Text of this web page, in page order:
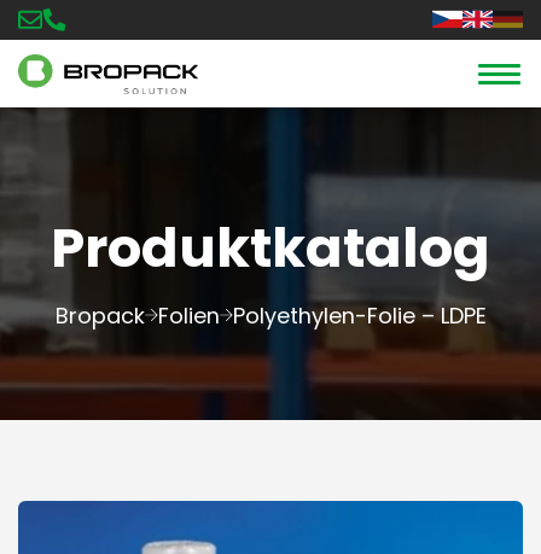
Produktkatalog
Bropack Folien Polyethylen-Folie – LDPE